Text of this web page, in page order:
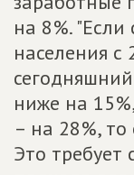
на 8%.
населения с
ниже на
– на 28%, то
Это требует